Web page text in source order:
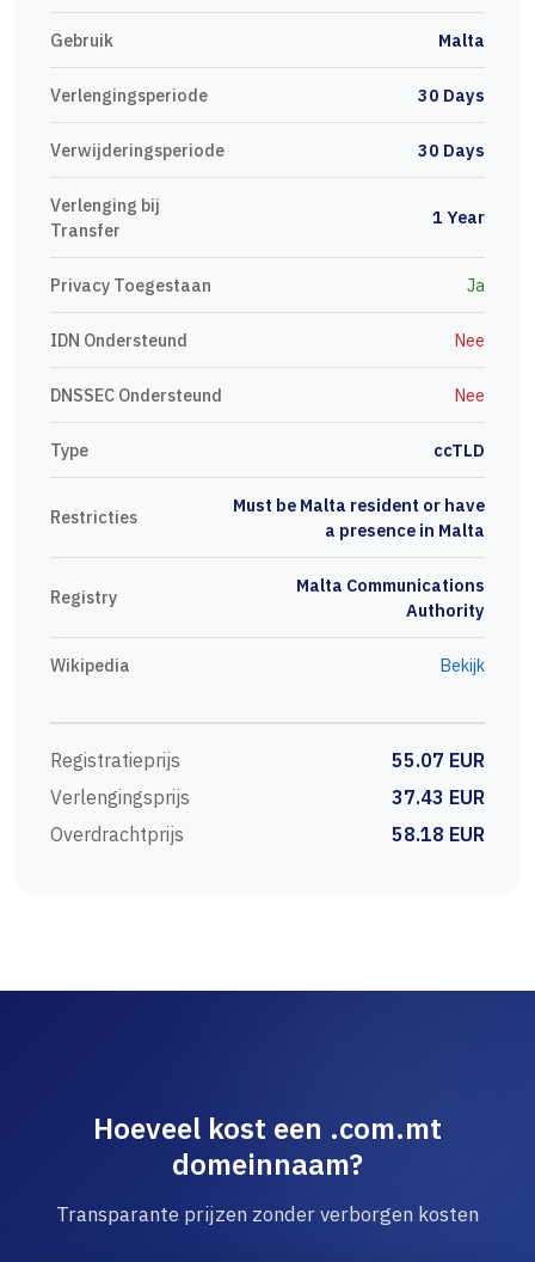
Gebruik Malta
Verlengingsperiode 30 Days
Verwijderingsperiode 30 Days
Verlenging bij
Transfer
1 Year
Privacy Toegestaan Ja
IDN Ondersteund Nee
DNSSEC Ondersteund Nee
Type ccTLD
Restricties
Must be Malta resident or have
a presence in Malta
Registry
Malta Communications
Authority
Wikipedia Bekijk
Registratieprijs
55.07 EUR
Verlengingsprijs
37.43 EUR
Overdrachtprijs
58.18 EUR
Hoeveel kost een .com.mt
domeinnaam?
Transparante prijzen zonder verborgen kosten